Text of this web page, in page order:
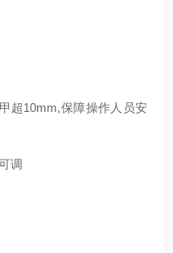
超10mm,保障操作人员安
调